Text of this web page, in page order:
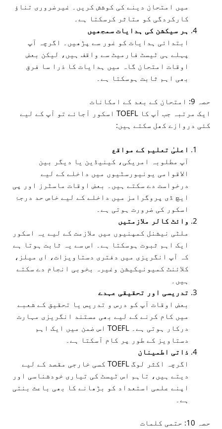
میں امتحان دینے کی کوشش کریں۔ غیرضروری تناؤ
کارکردگی کو متاثر کرسکتا ہے۔
ہر سیکشن کی ہدایات سمجھیں
ابتدائی ہدایات کو غور سے پڑھیں۔ اگرچہ آپ
پہلے ہی ٹیسٹ فارمیٹ سے واقف ہیں، لیکن بعض
اوقات امتحان گاہ میں ہدایات کا ذرا سا فرق
بھی اہم ثابت ہوسکتا ہے۔
حصہ 9: امتحان کے بعد کے امکانات
ایک مرتبہ جب آپ کا TOEFL اسکور آجائے تو آپ کے لیے
کئی دروازے کھل سکتے ہیں:
اعلیٰ تعلیم کے مواقع
آپ مطلوبہ امریکی، کینیڈین یا دیگر بین
الاقوامی یونیورسٹیوں میں داخلے کے لیے
درخواست دے سکتے ہیں۔ بعض اوقات ماسٹرز اور پی
ایچ ڈی پروگرامز میں داخلے کے لیے خاص حد درجۂ
اسکور کی ضرورت ہوتی ہے۔
وائٹ کالر ملازمتیں
ملٹی نیشنل کمپنیوں میں ملازمت کے لیے یہ اسکور
ایک اہم ثبوت ہوسکتا ہے۔ اس سے یہ ثابت ہوتا ہے
کہ آپ انگریزی میں دفتری دستاویزات، ای میلز،
کلائنٹ کمیونیکیشن وغیرہ بخوبی انجام دے سکتے
ہیں۔
تدریسی اور تحقیقی عہدے
بعض اوقات آپ کو درس و تدریس یا تحقیق کے شعبے
میں کام کرنے کے لیے بھی مستند انگریزی مہارت
درکار ہوتی ہے۔ TOEFL اس ضمن میں ایک اہم
دستاویز کے طور پر کام آسکتا ہے۔
ذاتی اطمینان
اگرچہ اکثر لوگ TOEFL کسی خارجی مقصد کے لیے
دیتے ہیں، تاہم اس ٹیسٹ کی تیاری خودشناسی اور
اپنے علمی استعداد کو بڑھانے کا بھی باعث بنتی
ہے۔
حصہ 10: حتمی کلمات